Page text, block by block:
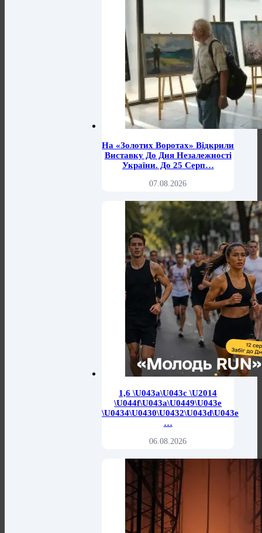
На «Золотих Воротах» Відкрили
Виставку До Дня Незалежності
України. До 25 Серп…
07.08.2026
1,6 \u043a\u043c \u2014
\u044f\u043a\u0449\u043e
\u0434\u0430\u0432\u043d\u043e
…
06.08.2026